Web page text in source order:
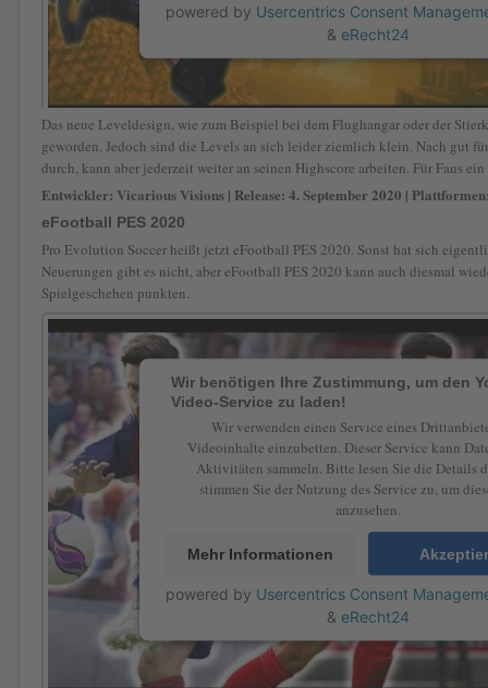
powered by Usercentrics Consent
& eRecht24
Das neue Leveldesign, wie zum Beispiel bei dem Flughangar oder der
geworden. Jedoch sind die Levels an sich leider ziemlich klein. Nach gut
durch, kann aber jederzeit weiter an seinen Highscore arbeiten. Für Fans ein
Entwickler: Vicarious Visions | Release: 4. September 2020 |
eFootball PES 2020
Pro Evolution Soccer heißt jetzt eFootball PES 2020. Sonst hat sich
Neuerungen gibt es nicht, aber eFootball PES 2020 kann auch diesmal
Spielgeschehen punkten.
Wir benötigen Ihre Zustimmung, um den
Video-Service zu laden!
Wir verwenden einen Service eines
Videoinhalte einzubetten. Dieser Service kann
Aktivitäten sammeln. Bitte lesen Sie die Details
stimmen Sie der Nutzung des Service zu, um
anzusehen.
Mehr Informationen
powered by Usercentrics Consent
& eRecht24